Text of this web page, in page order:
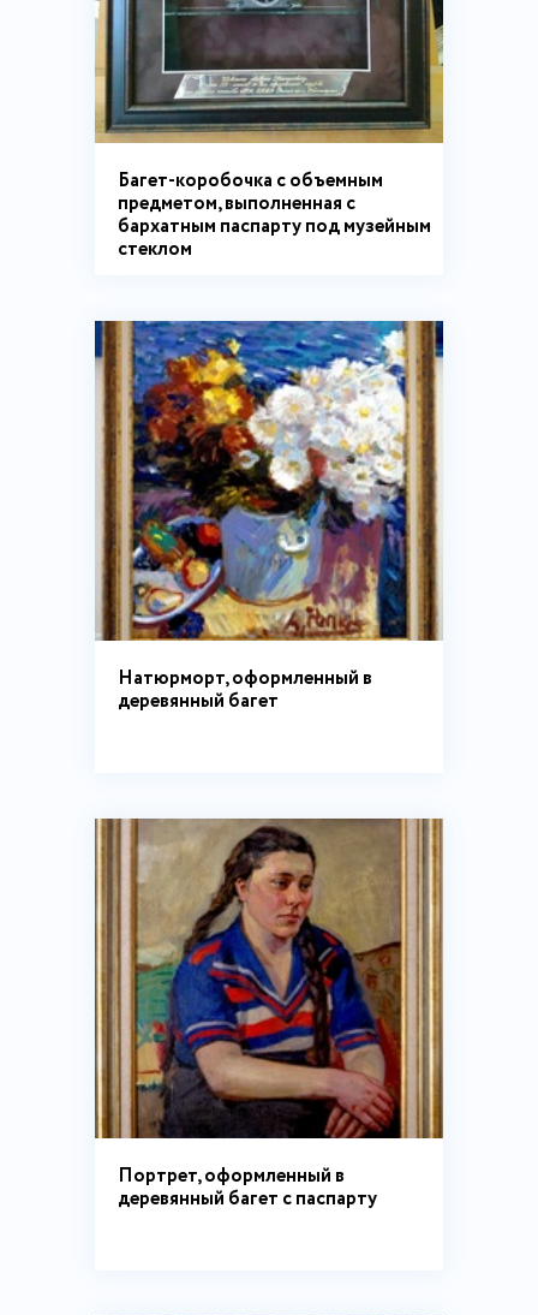
Багет-коробочка с объемным
предметом, выполненная с
бархатным паспарту под музейным
стеклом
Натюрморт, оформленный в
деревянный багет
Портрет, оформленный в
деревянный багет с паспарту